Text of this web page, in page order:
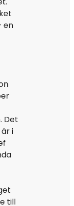
en
Det
i
till